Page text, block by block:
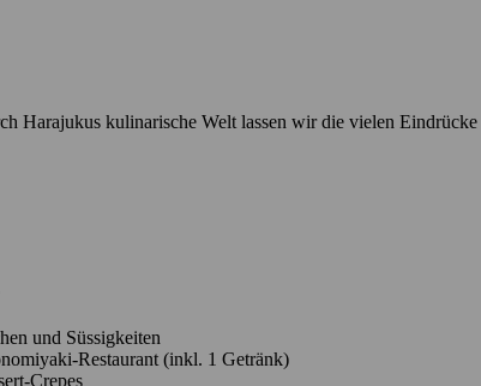
Harajukus kulinarische Welt lassen wir die vielen
und Süssigkeiten
Restaurant (inkl. 1 Getränk)
Crepes